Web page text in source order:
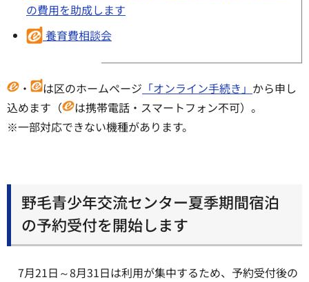
の費用を助成します
養育費相談会
・ は区のホームページ 「オンライン手続き」 から申し
込めます（
は携帯電話・スマートフォン不可）。
※一部対応できない機種があります。
野毛青少年交流センター夏季期間宿泊
の予約受付を開始します
7月21日～8月31日は利用が集中するため、予約受付後の